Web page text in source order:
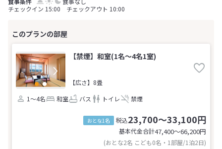
チェックイン 15:00 チェックアウト 10:00
【禁煙】和室(1名～4名1室)
【広さ】8畳
1～4名
和室 バス トイレ 禁煙
おとな1名 税込23,700～33,100円
基本代金合計47,400〜66,200円
(おとな2名 こども0名・1部屋/1泊2日)